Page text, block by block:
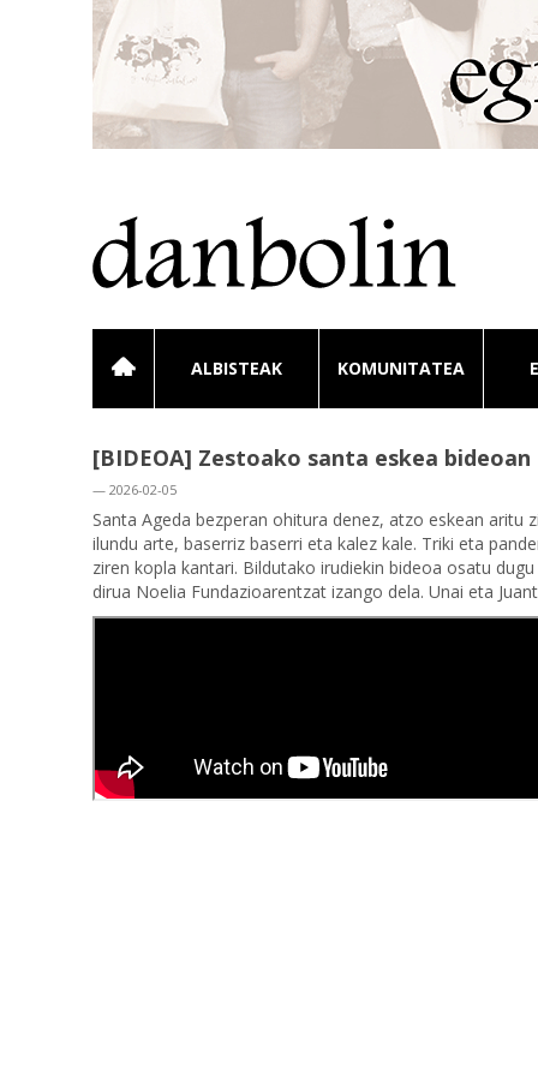
ALBISTEAK KOMUNITATEA
[BIDEOA] Zestoako santa eskea bideoan
— 2026-02-05
Santa Ageda bezperan ohitura denez, atzo eskean
ilundu arte, baserriz baserri eta kalez kale. Triki eta
ziren kopla kantari. Bildutako irudiekin bideoa osatu
dirua Noelia Fundazioarentzat izango dela. Unai eta